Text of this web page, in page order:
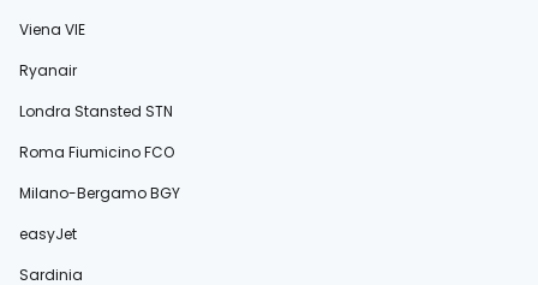
Viena VIE
Ryanair
Londra Stansted STN
Roma Fiumicino FCO
Milano-Bergamo BGY
easyJet
Sardinia